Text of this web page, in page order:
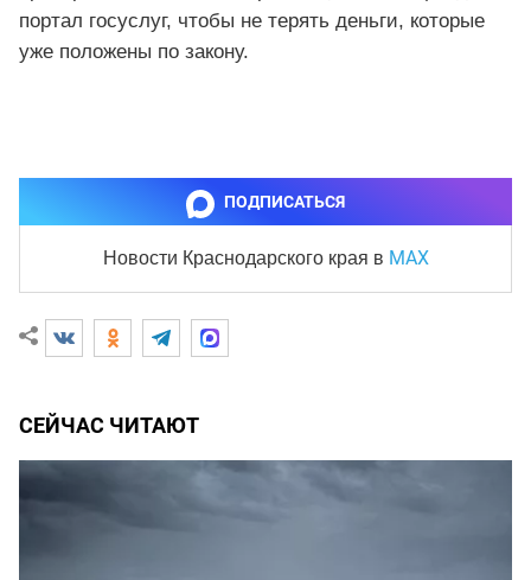
портал госуслуг, чтобы не терять деньги, которые
уже положены по закону.
ПОДПИСАТЬСЯ
Новости Краснодарского края в MAX
СЕЙЧАС ЧИТАЮТ